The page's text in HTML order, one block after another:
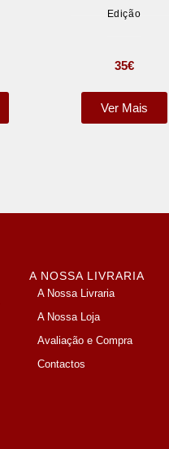
Edição
35€
Ver Mais
A NOSSA LIVRARIA
A Nossa Livraria
A Nossa Loja
Avaliação e Compra
Contactos